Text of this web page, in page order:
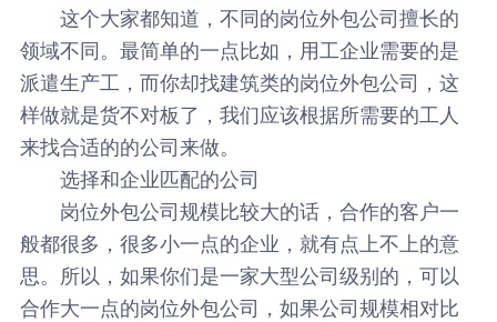
这个大家都知道，不同的岗位外包公司擅长的
领域不同。最简单的一点比如，用工企业需要的是
派遣生产工，而你却找建筑类的岗位外包公司，这
样做就是货不对板了，我们应该根据所需要的工人
来找合适的的公司来做。
选择和企业匹配的公司
岗位外包公司规模比较大的话，合作的客户一
般都很多，很多小一点的企业，就有点上不上的意
思。所以，如果你们是一家大型公司级别的，可以
合作大一点的岗位外包公司，如果公司规模相对比